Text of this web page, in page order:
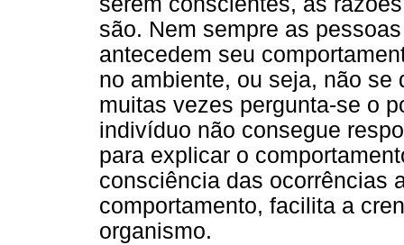
são. Nem sempre as
antecedem seu
no ambiente, ou seja, não
muitas vezes pergunta-se o
indivíduo não consegue
para explicar o
consciência das ocorrências
comportamento, facilita a
organismo.